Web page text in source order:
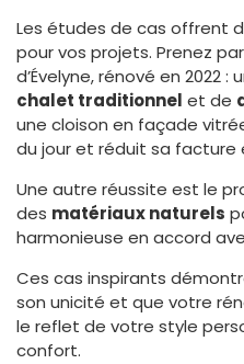
Les études de cas offrent
pour vos projets. Prenez
d’Évelyne, rénové en 2022
chalet traditionnel et de
une cloison en façade
du jour et réduit sa facture
Une autre réussite est le
des matériaux naturels
harmonieuse en accord
Ces cas inspirants
son unicité et que votre
le reflet de votre style
confort.